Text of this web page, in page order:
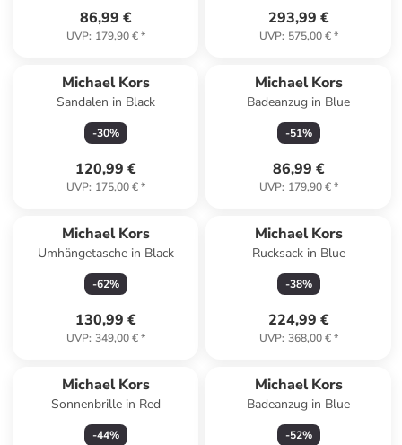
86,99 €
UVP: 179,90 €*
293,99 €
UVP: 575,00 €*
Michael Kors
Sandalen in Black
-30%
120,99 €
UVP: 175,00 €*
Michael Kors
Badeanzug in Blue
-51%
86,99 €
UVP: 179,90 €*
Michael Kors
Umhängetasche in Black
-62%
130,99 €
UVP: 349,00 €*
Michael Kors
Rucksack in Blue
-38%
224,99 €
UVP: 368,00 €*
Michael Kors
Sonnenbrille in Red
-44%
Michael Kors
Badeanzug in Blue
-52%